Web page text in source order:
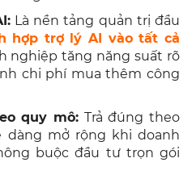
Là nền tảng quản trị đầu
hợp trợ lý AI vào tất cả
nghiệp tăng năng suất rõ
chi phí mua thêm công
quy mô: Trả đúng theo
dàng mở rộng khi doanh
buộc đầu tư trọn gói